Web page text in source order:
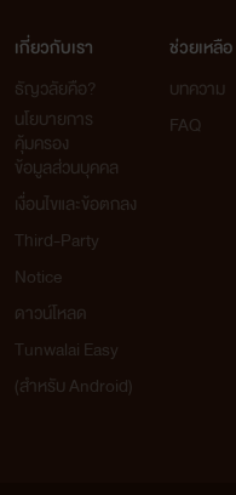
เกี่ยวกับเรา
ธัญวลัยคือ?
นโยบายการ
คุ้มครอง
ข้อมูลส่วนบุคคล
เงื่อนไขและข้อตกลง
Third-Party
Notice
ดาวน์โหลด
Tunwalai Easy
(สำหรับ Android)
ช่วยเหลือ
บทความ
FAQ